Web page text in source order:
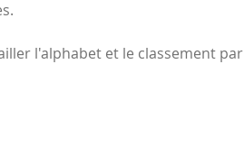
l'alphabet et le classement par